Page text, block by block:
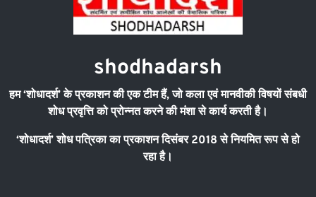
shodhadarsh
हम‘शोधादर्श’के प्रकाशन की एक टीम हैं,जो कला एवं मानवीकी विषयों संबधी
शोध प्रवृत्ति को प्रोन्नत करने की मंशा से कार्य करती है।
‘शोधादर्श’शोध पत्रिका का प्रकाशन दिसंबर 2018से नियमित रूप से हो
रहा है।